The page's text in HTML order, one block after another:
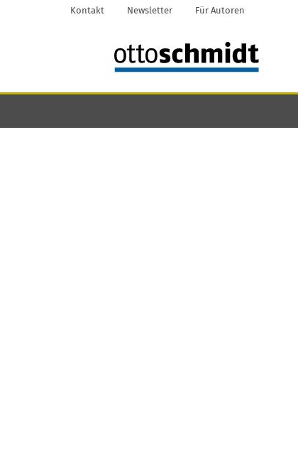
Kontakt Newsletter Für Autoren